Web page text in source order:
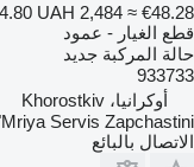
UAH 2,484 ≈ €48.28
قطع الغيار - عمود
حالة المركبة جديد
933733
أوكرانيا، Khorostkiv
Servis Zapchastini"
الاتصال بالبائع